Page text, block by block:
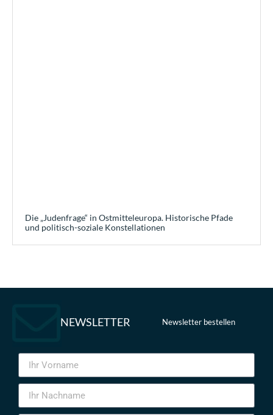
Die „Judenfrage“ in Ostmitteleuropa. Historische Pfade
und politisch-soziale Konstellationen
NEWSLETTER Newsletter bestellen